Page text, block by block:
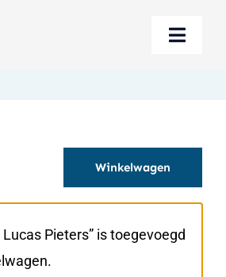
Toggle
Winkelwagen
Lucas Pieters” is toegevoegd